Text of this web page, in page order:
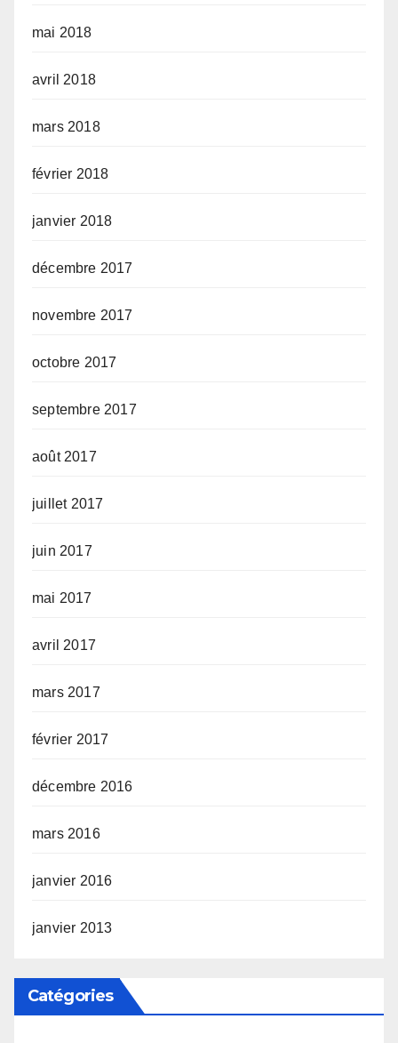
mai 2018
avril 2018
mars 2018
février 2018
janvier 2018
décembre 2017
novembre 2017
octobre 2017
septembre 2017
août 2017
juillet 2017
juin 2017
mai 2017
avril 2017
mars 2017
février 2017
décembre 2016
mars 2016
janvier 2016
janvier 2013
Catégories